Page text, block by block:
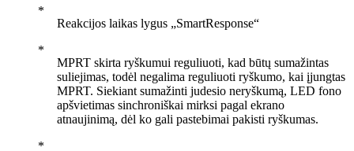
Reakcijos laikas lygus „SmartResponse“
MPRT skirta ryškumui reguliuoti, kad būtų sumažintas
suliejimas, todėl negalima reguliuoti ryškumo, kai įjungtas
MPRT. Siekiant sumažinti judesio neryškumą, LED fono
apšvietimas sinchroniškai mirksi pagal ekrano
atnaujinimą, dėl ko gali pastebimai pakisti ryškumas.